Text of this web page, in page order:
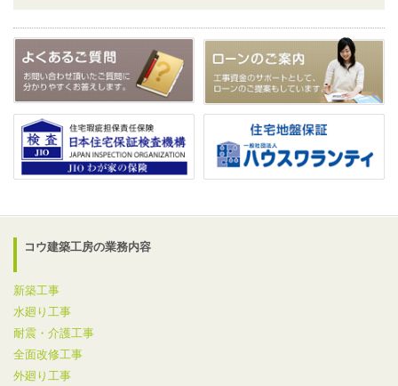
コウ建築工房の業務内容
新築工事
水廻り工事
耐震・介護工事
全面改修工事
外廻り工事